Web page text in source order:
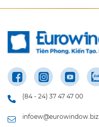
(84 - 24) 37 47 47 00
infoew@eurowindow.biz